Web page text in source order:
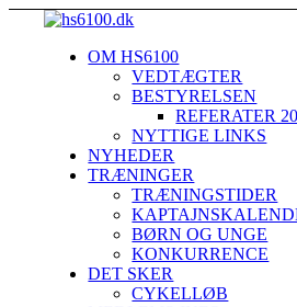
OM HS6100
VEDTÆGTER
BESTYRELSEN
REFERATER
NYTTIGE LINKS
NYHEDER
TRÆNINGER
TRÆNINGSTIDER
BØRN OG UNGE
KONKURRENCE
DET SKER
CYKELLØB